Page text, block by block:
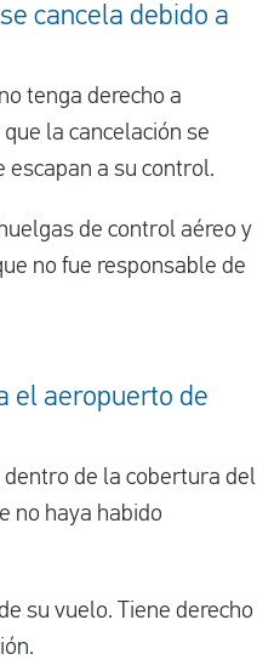
cancela debido a
tenga derecho a
la cancelación se
escapan a su control.
de control aéreo y
no fue responsable de
el aeropuerto de
de la cobertura del
no haya habido
su vuelo. Tiene derecho